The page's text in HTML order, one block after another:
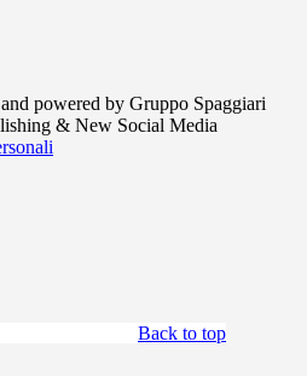
powered by Gruppo Spaggiari
& New Social Media
Back to top